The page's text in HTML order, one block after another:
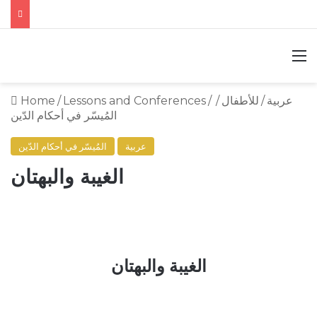
Home / Lessons and Conferences/ عربية / للأطفال /
المُيسّر في أحكام الدّين
المُيسّر في أحكام الدّين عربية
الغيبة والبهتان
الغيبة والبهتان